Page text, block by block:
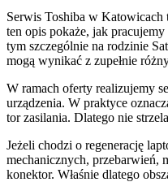
Serwis Toshiba w Katowicach
ten opis pokaże, jak
tym szczególnie na rodzinie
mogą wynikać z zupełnie
W ramach oferty realizujemy
urządzenia. W praktyce
tor zasilania. Dlatego nie
Jeżeli chodzi o regenerację
mechanicznych, przebarwień,
konektor. Właśnie dlatego